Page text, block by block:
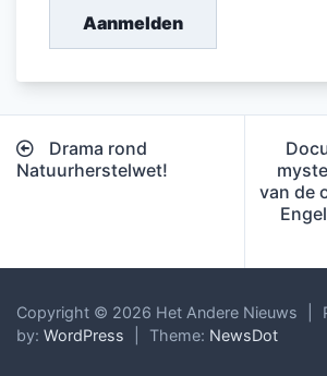
Aanmelden
Bericht
navigatie
Drama rond
Natuurherstelwet!
van de
Copyright © 2026 Het Andere Nieuws
by: WordPress Theme: NewsDot